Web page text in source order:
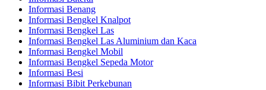
Informasi Benang
Informasi Bengkel Knalpot
Informasi Bengkel Las
Informasi Bengkel Las Aluminium dan Kaca
Informasi Bengkel Mobil
Informasi Bengkel Sepeda Motor
Informasi Besi
Informasi Bibit Perkebunan